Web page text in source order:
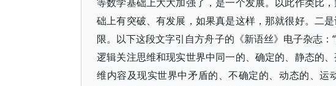
础上有突破、有发展，如果真是这样，那就很好。二
限。以下这段文字引自方舟子的《新语丝》电子杂志
逻辑关注思维和现实世界中同一的、确定的、静态的
维内容及现实世界中矛盾的、不确定的、动态的、